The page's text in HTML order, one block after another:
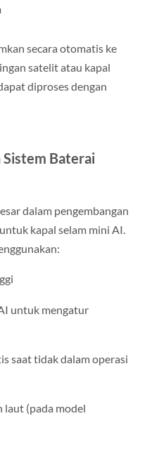
secara otomatis ke
satelit atau kapal
diproses dengan
Sistem Baterai
dalam pengembangan
kapal selam mini AI.
untuk mengatur
saat tidak dalam operasi
laut (pada model